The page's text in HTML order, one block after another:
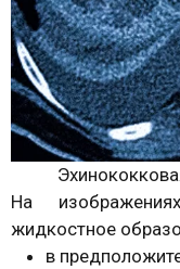
На
жидкостное
в